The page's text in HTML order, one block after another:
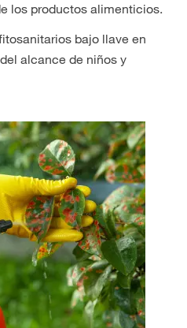
los productos alimenticios.
bajo llave en
alcance de niños y